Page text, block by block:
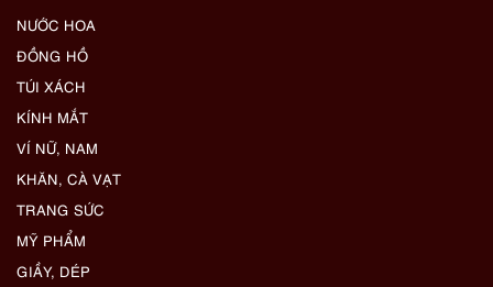
NƯỚC HOA
ĐỒNG HỒ
TÚI XÁCH
KÍNH MẮT
VÍ NỮ, NAM
KHĂN, CÀ VẠT
TRANG SỨC
MỸ PHẨM
GIẦY, DÉP